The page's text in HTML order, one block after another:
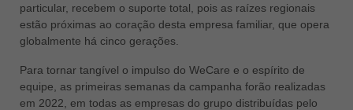
particular, recebem o suporte total, pois as raízes regionais
estão próximas ao coração desta empresa familiar, que opera
globalmente há cinco gerações.
Para tornar tangível o impulso do WeCare e o espírito de
equipe, as primeiras semanas da campanha forão realizadas
em 2022, em todas as empresas do grupo distribuídas pelo